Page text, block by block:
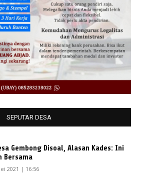
SEPUTAR DESA
Gembong Disoal, Alasan Kades: Ini
Bersama
2021 | 16:56